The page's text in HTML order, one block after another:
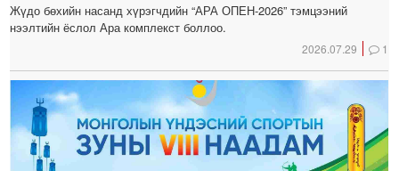
Жүдо бөхийн насанд хүрэгчдийн “АРА ОПЕН-2026” тэмцээний
нээлтийн ёслол Ара комплекст боллоо.
2026.07.29 1